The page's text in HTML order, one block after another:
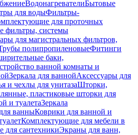
ВодонагревателиБытовые
для водыФильтры-
для проточных
фильтры, системы
для магистральных фильтров,
полипропиленовыеФитинги
баки,
ванной комнаты и
Зеркала для ваннойАксессуары для
и чехлы для унитазаШторки,
пластиковые шторки для
и туалетаЗеркала
ванныКоврики для ванной и
Комплектующие для мебели в
сантехникиЭкраны для ванн,